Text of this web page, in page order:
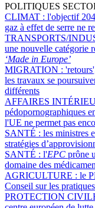
POLITIQUES
CLIMAT : l'objectif
gaz à effet de serre ne
TRANSPORTS/
une nouvelle catégorie
‘Made in Europe’
MIGRATION :
les travaux se
différents
AFFAIRES
pédopornographiques
l'UE ne permet pas
SANTÉ : les ministres
stratégies
SANTÉ : l'EPC prône
domaine des
AGRICULTURE : le
Conseil sur les
PROTECTION